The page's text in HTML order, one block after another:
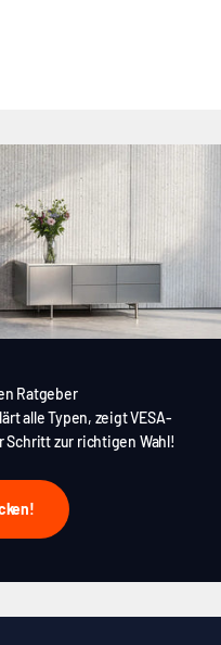
Ratgeber
alle Typen, zeigt VESA-
zur richtigen Wahl!